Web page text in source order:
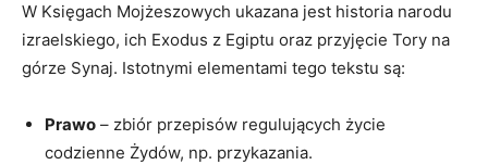
W Księgach Mojżeszowych ukazana jest historia narodu
izraelskiego, ich⁣ Exodus ⁤z Egiptu oraz przyjęcie Tory na
górze Synaj. Istotnymi elementami tego tekstu są:
Prawo – zbiór przepisów regulujących życie
codzienne Żydów, np.⁤ przykazania.